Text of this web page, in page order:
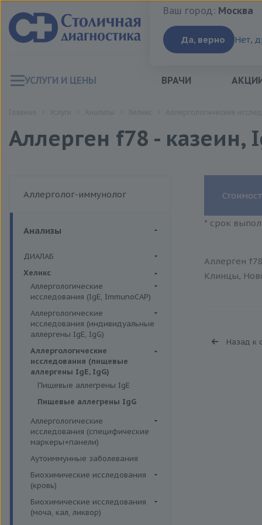
Ваш город:Москва
Ваш город: Москва
Да, верно Нет,
УСЛУГИ И ЦЕНЫ ВРАЧИ
Аллерген f78 - казеин,
Аллерголог-иммунолог
Анализы
ДИАЛАБ
Биохимия крови
Хеликс
Аллергологические
исследования (IgE, ImmunoCAP)
Аллергены животных
Аллергены пыльцы
Бытовые аллергены
Пищевые аллегрены
Аллергологические
исследования (индивидуальные
аллергены IgE, IgG)
Аллергены гельминтов IgE
Аллергены деревьев IgE, IgG
Аллергены животных IgE, IgG
Аллергены металлов IgE
Аллергены трав IgE
Бытовые аллергены IgE, IgG
Инсектные аллергены IgE
Лекарственные аллергены IgE,
IgG
Прочие аллергены IgE, IgG
Аллергологические
исследования (пищевые
аллергены IgE, IgG)
Пищевые аллегрены IgE
Пищевые аллегрены IgG
Аллергологические
исследования (специфические
маркеры+панели)
Неспецифические маркеры
аллергических реакций
Определение специфических
иммуноглобулинов класса G
Определение специфических
иммуноглобулинов класса Е
Аутоиммунные заболевания
Биохимические исследования
(кровь)
Витамины
Жирные кислоты,
Биохимические исследования
(моча, кал, ликвор)
* срок
Аллерген
Клинцы,
Назад к